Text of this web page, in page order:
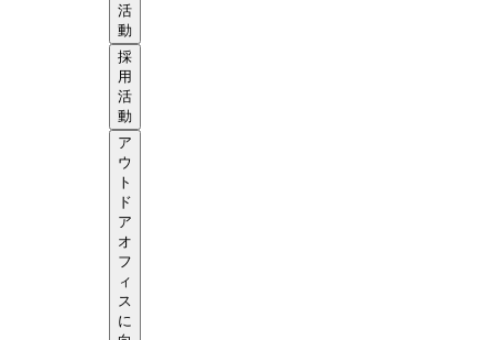
活
動
採
用
活
動
ア
ウ
ト
ド
ア
オ
フ
ィ
ス
に